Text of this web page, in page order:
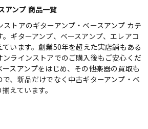
アコギ/エレアコ
ウクレレ
アンプ 商品一覧
トアのギターアンプ・ベースアンプ カテ
ギターアンプ、ベースアンプ、エレアコ
います。創業50年を超えた実店舗もある
ラインストアでのご購入後もご安心くだ
スアンプをはじめ、その他楽器の買取も
、新品だけでなく中古ギターアンプ・ベ
えています。